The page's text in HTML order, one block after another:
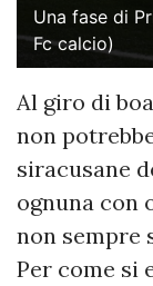
Una fase di
Fc calcio)
Al giro di
non
siracusane
ognuna con
non sempre
Per come si